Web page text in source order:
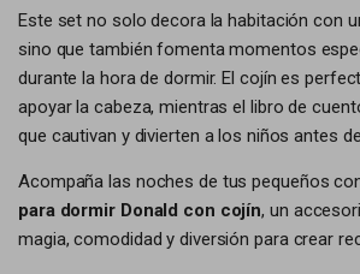
Este set no solo decora la habitación con
sino que también fomenta momentos
durante la hora de dormir. El cojín es
apoyar la cabeza, mientras el libro de
que cautivan y divierten a los niños antes
Acompaña las noches de tus pequeños
para dormir Donald con cojín, un
magia, comodidad y diversión para crear